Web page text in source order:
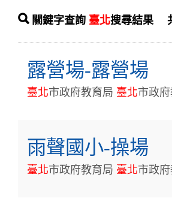
關鍵字查詢 臺北搜尋結果 共
露營場-露營場
臺北市政府教育局 臺北市政
雨聲國小-操場
臺北市政府教育局 臺北市政